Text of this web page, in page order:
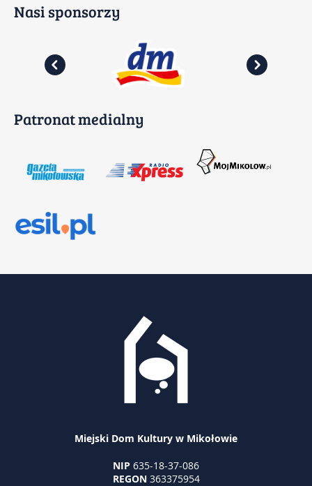
Mikołowskie Dni Muzyki
Gazeta Mikołowska
Nasi sponsorzy
Patronat medialny
Miejski Dom Kultury w Mikołowie
NIP 635-18-37-086
REGON363375954